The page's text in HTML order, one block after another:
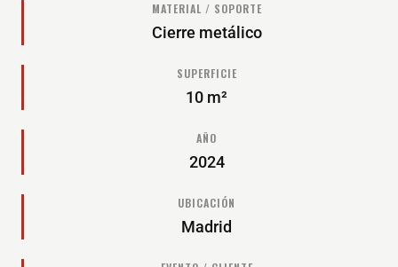
MATERIAL / SOPORTE
Cierre metálico
SUPERFICIE
10 m²
AÑO
2024
UBICACIÓN
Madrid